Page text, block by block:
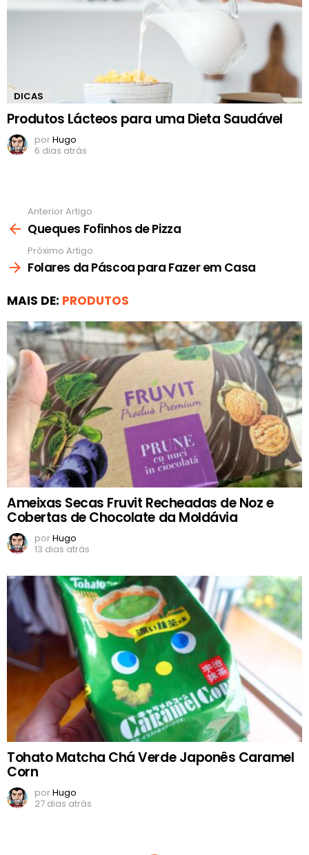
DICAS
Produtos Lácteos para uma Dieta Saudável
porHugo
6 dias atrás
mais
Anterior Artigo
Queques Fofinhos de Pizza
Próximo Artigo
Folares da Páscoa para Fazer em Casa
MAIS DE: PRODUTOS
Ameixas Secas Fruvit Recheadas de Noz e
Cobertas de Chocolate da Moldávia
porHugo
13 dias atrás
Tohato Matcha Chá Verde Japonês Caramel
Corn
porHugo
27 dias atrás